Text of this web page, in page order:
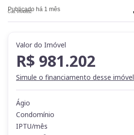
Publicado há 1 mês
Cod. VN40652
Valor do Imóvel
R$ 981.202
Simule o financiamento desse imóvel
Ágio
Condomínio
IPTU/mês